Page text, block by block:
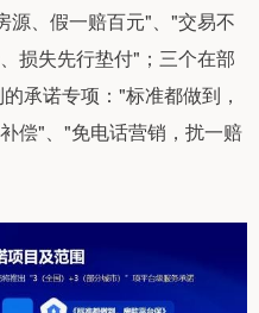
源、假一赔百元"、"交易不
损失先行垫付"；三个在部
承诺专项："标准都做到，
偿"、"免电话营销，扰一赔